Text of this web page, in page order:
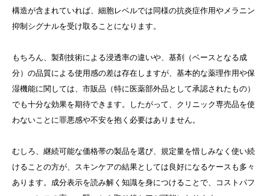
構造が含まれていれば、細胞レベルでは同様の抗炎症作用やメラニン
抑制シグナルを受け取ることになります。
もちろん、製剤技術による浸透率の違いや、基剤（ベースとなる成
分）の品質による使用感の差は存在しますが、基本的な薬理作用や保
湿機能に関しては、市販品（特に医薬部外品として承認されたもの）
でも十分な効果を期待できます。したがって、クリニック専売品を使
わないことに罪悪感や不安を抱く必要はありません。
むしろ、継続可能な価格帯の製品を選び、規定量を惜しみなく使い続
けることの方が、スキンケアの結果としては良好になるケースも多々
あります。成分表示を読み解く知識を身につけることで、コストパフ